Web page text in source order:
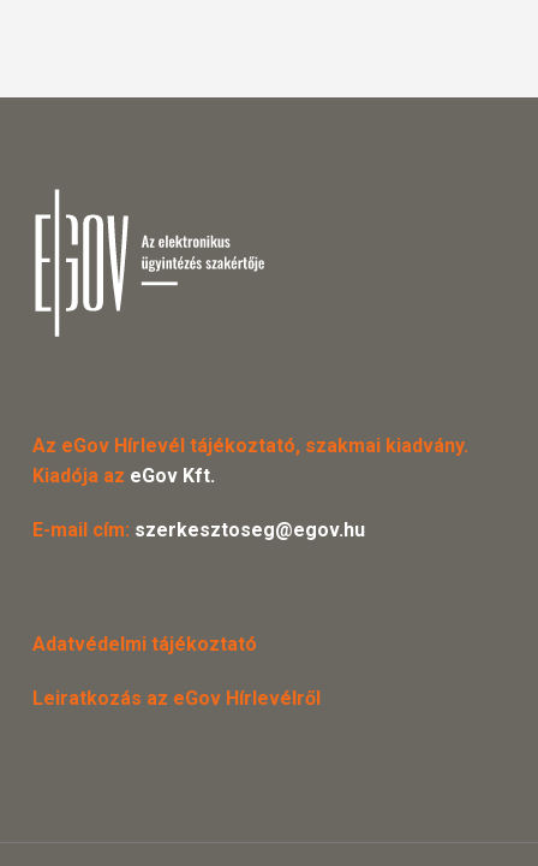
Az eGov Hírlevél tájékoztató, szakmai kiadvány.
Kiadója az eGov Kft.
E-mail cím: szerkesztoseg@egov.hu
Adatvédelmi tájékoztató
Leiratkozás az eGov Hírlevélről